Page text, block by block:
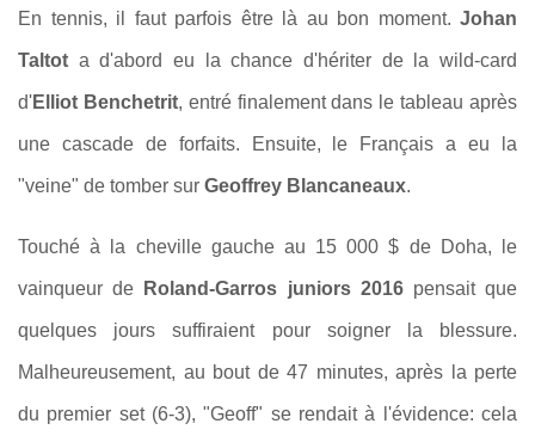
En tennis, il faut parfois être là au bon moment. Johan
Taltot a d'abord eu la chance d'hériter de la wild-card
d'Elliot Benchetrit, entré finalement dans le tableau après
une cascade de forfaits. Ensuite, le Français a eu la
"veine" de tomber sur Geoffrey Blancaneaux.
Touché à la cheville gauche au 15 000 $ de Doha, le
vainqueur de Roland-Garros juniors 2016pensait que
quelques jours suffiraient pour soigner la blessure.
Malheureusement, au bout de 47 minutes, après la perte
du premier set (6-3), "Geoff" se rendait à l'évidence: cela